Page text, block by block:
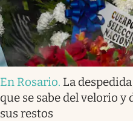
En Rosario. La
que se sabe del velorio
sus restos